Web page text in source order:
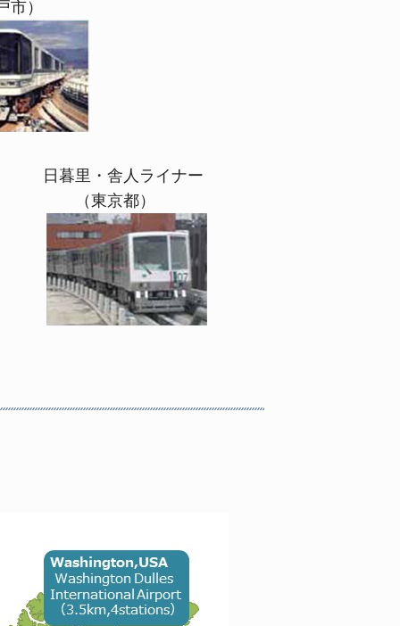
・舎人ライナー
京都）